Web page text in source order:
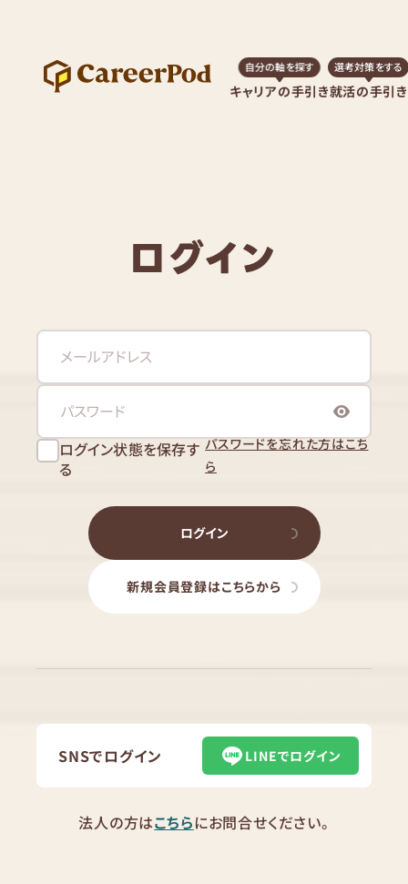
キャリアの手引き
自分の軸を探す
就活の手引き
選考対策をする
ログイン
ログイン状態を保存す
る
パスワードを忘れた方はこち
ら
ログイン
新規会員登録はこちらから
SNSでログイン LINEでログイン
法人の方はこちらにお問合せください。